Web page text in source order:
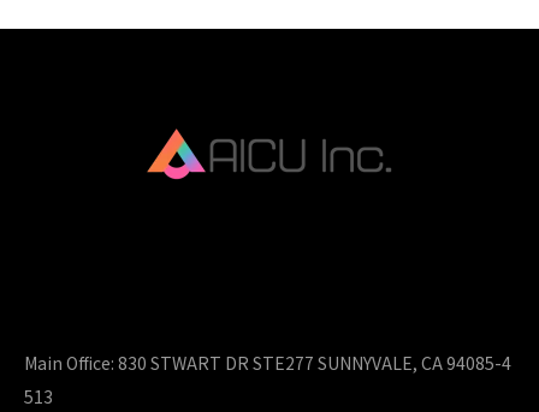
Main Office: 830 STWART DR STE277 SUNNYVALE, CA 94085-4
513